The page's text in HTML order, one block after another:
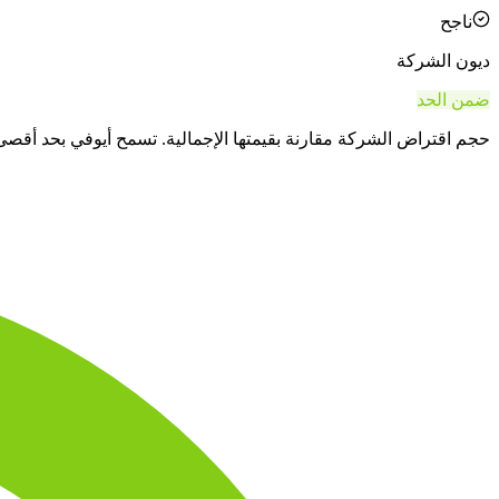
ناجح
ديون الشركة
ضمن الحد
حجم اقتراض الشركة مقارنة بقيمتها الإجمالية. تسمح أيوفي بحد أقصى